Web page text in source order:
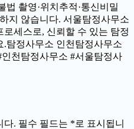
법 촬영·위치추적·통신비밀
지 않습니다. 서울탐정사무소
세스로, 신뢰할 수 있는 탐정
탐정사무소 인천탐정사무소
천탐정사무소 #서울탐정사
다. 필수 필드는 *로 표시됩니